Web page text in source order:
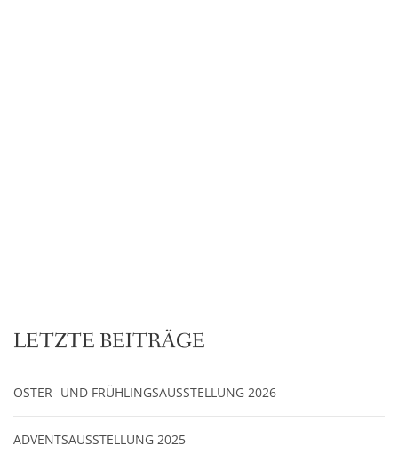
LETZTE BEITRÄGE
OSTER- UND FRÜHLINGSAUSSTELLUNG 2026
ADVENTSAUSSTELLUNG 2025